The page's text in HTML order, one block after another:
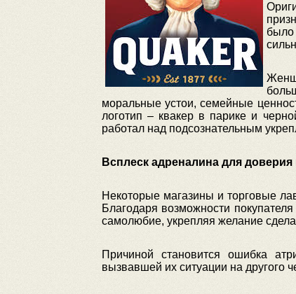
моральные устои, семейные
логотип – квакер в парике и
работал над подсознательным
Всплеск адреналина для доверия
Некоторые магазины и торговые
Благодаря возможности
самолюбие, укрепляя желание
Причиной становится ошибка
вызвавшей их ситуации на другого